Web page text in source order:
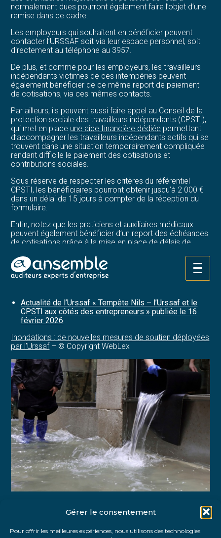
Gérer le consentement
Pour offrir les meilleures expériences, nous utilisons des technologies
Aller
au
normalement dues pourront également faire l’objet d’une
remise dans ce cadre.
Les employeurs qui souhaitent en bénéficier peuvent
contacter l’URSSAF soit via leur espace personnel, soit
directement au téléphone au 3957.
De plus, et comme pour les employeurs, les travailleurs
indépendants victimes de ces intempéries peuvent
également bénéficier de ce même report de paiement
de cotisations, via ces mêmes contacts.
Par ailleurs, ils peuvent aussi faire appel au Conseil de la
protection sociale des travailleurs indépendants (CPSTI),
qui met en place une aide financière dédiée permettant
d’accompagner les travailleurs indépendants actifs qui se
trouvent dans une situation temporairement compliquée
rendant difficile le paiement des cotisations et
contributions sociales.
Sous réserve de respecter les critères du référentiel
CPSTI, les bénéficiaires pourront obtenir jusqu’à 2 000 €
dans un délai de 15 jours à compter de la réception du
formulaire.
Enfin, notez que les praticiens et auxiliaires médicaux
peuvent également bénéficier d’un report des échéances
de cotisations grâce à la mise en place de délais de
sociale auprès de la caisse de retraite est également
mise en place à ce titre.
Actualité de l’Urssaf « Tempête Nils – l’Urssaf et le
CPSTI aux côtés des entrepreneurs » publiée le 16
février 2026
Inondations : de nouvelles mesures de soutien déployées
par l’Urssaf– © Copyright WebLex